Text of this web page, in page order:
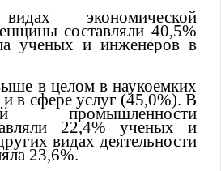
экономической
составляли 40,5%
ученых и инженеров в
в целом в наукоемких
в сфере услуг (45,0%). В
промышленности
22,4% ученых и
видах деятельности
23,6%.